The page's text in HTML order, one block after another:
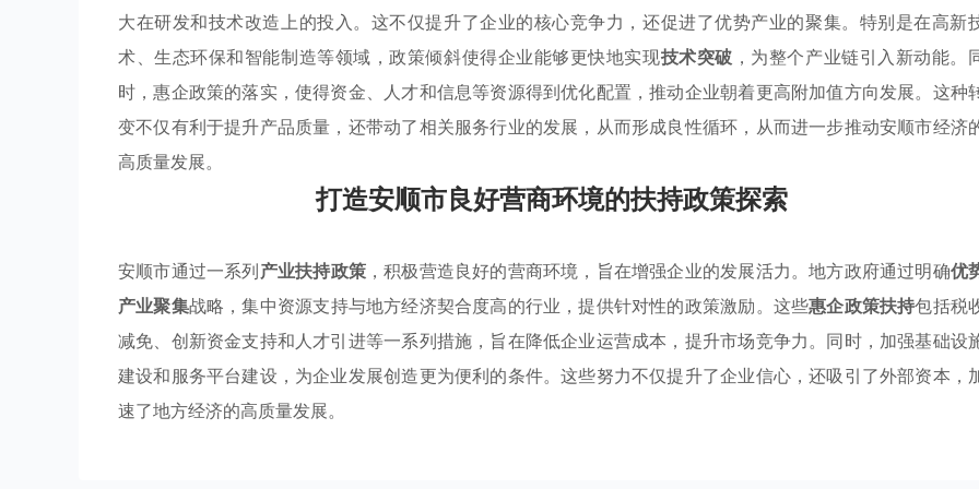
大在研发和技术改造上的投入。这不仅提升了企业的核心竞争力，还促进了优势产业的聚集。特别是在高新
术、生态环保和智能制造等领域，政策倾斜使得企业能够更快地实现技术突破 ，为整个产业链引入新动能。
时，惠企政策的落实，使得资金、人才和信息等资源得到优化配置，推动企业朝着更高附加值方向发展。这种
变不仅有利于提升产品质量，还带动了相关服务行业的发展，从而形成良性循环，从而进一步推动安顺市经济
高质量发展。
打造安顺市良好营商环境的扶持政策探索
安顺市通过一系列产业扶持政策，积极营造良好的营商环境，旨在增强企业的发展活力。地方政府通过明确优
产业聚集战略，集中资源支持与地方经济契合度高的行业，提供针对性的政策激励。这些惠企政策扶持包括税
减免、创新资金支持和人才引进等一系列措施，旨在降低企业运营成本，提升市场竞争力。同时，加强基础设
建设和服务平台建设，为企业发展创造更为便利的条件。这些努力不仅提升了企业信心，还吸引了外部资本，
速了地方经济的高质量发展。